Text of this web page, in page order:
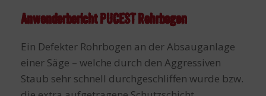
Anwenderbericht PUCEST Rohrbogen
Ein Defekter Rohrbogen an der Absauganlage
einer Säge – welche durch den Aggressiven
Staub sehr schnell durchgeschliffen wurde bzw.